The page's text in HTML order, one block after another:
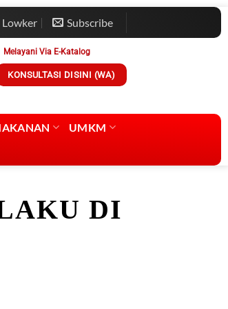
Lowker Subscribe
Melayani Via E-Katalog
KONSULTASI DISINI (WA)
UMKM
DI